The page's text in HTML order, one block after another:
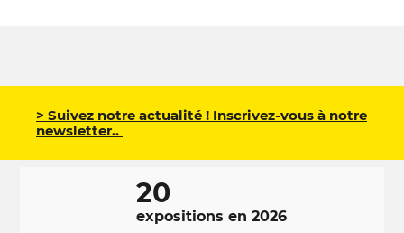
> Suivez notre actualité ! Inscrivez-vous à notre
newsletter..
20
expositions en 2026